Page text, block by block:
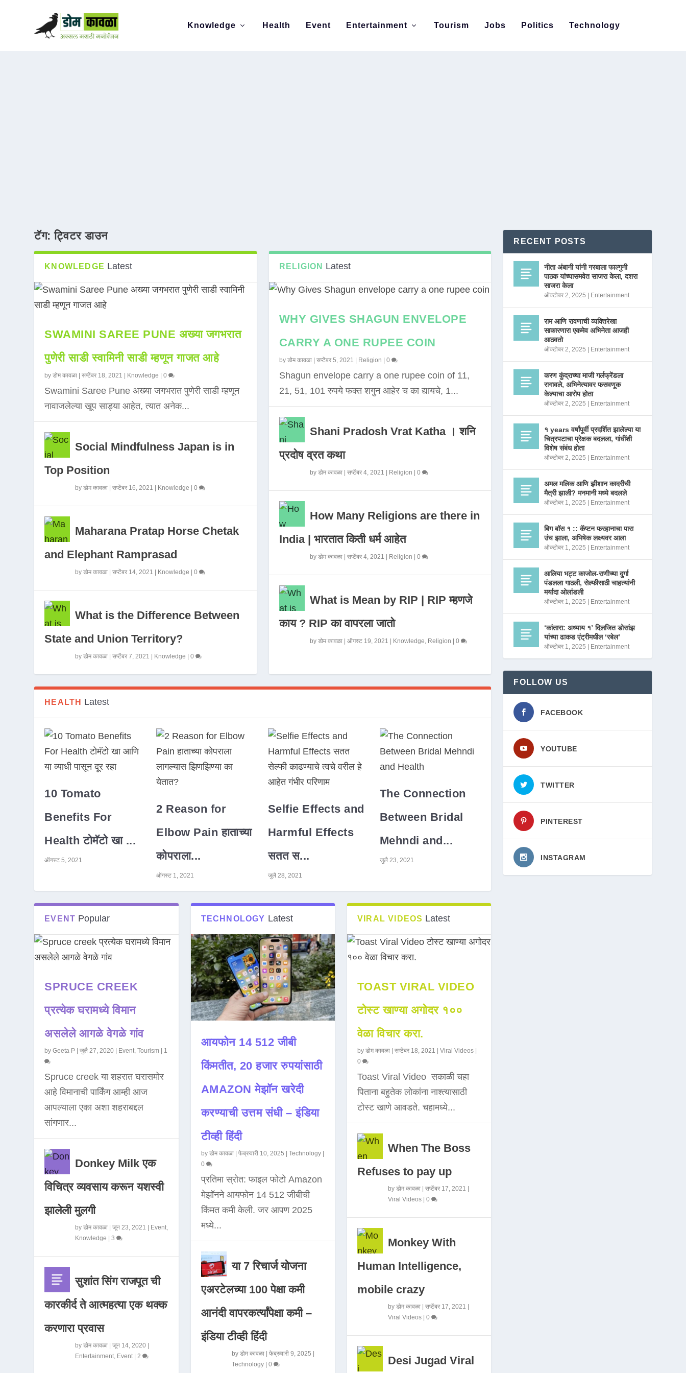
Knowledge Health Event Entertainment Tourism Jobs Politics Technology
टॅग:ट्विटर डाउन
KNOWLEDGE Latest
SWAMINI SAREE PUNE अख्या जगभरात
पुणेरी साडी स्वामिनी साडी म्हणून गाजत आहे
byडोम कावळा |सप्टेंबर 18, 2021 Knowledge |0
Swamini Saree Pune अख्या जगभरात पुणेरी साडी म्हणून
नावाजलेल्या खूप साड्या आहेत, त्यात अनेक...
Social Mindfulness Japan is in
Top Position
byडोम कावळा |सप्टेंबर 16, 2021 Knowledge |0
Maharana Pratap Horse Chetak
and Elephant Ramprasad
byडोम कावळा |सप्टेंबर 14, 2021 Knowledge |0
What is the Difference Between
State and Union Territory?
byडोम कावळा |सप्टेंबर 7, 2021 Knowledge |0
RELIGION Latest
WHY GIVES SHAGUN ENVELOPE
CARRY A ONE RUPEE COIN
by डोम कावळा| सप्टेंबर 5, 2021 Religion 0
Shagun envelope carry a one rupee coin of 11,
21, 51, 101 रुपये फक्त शगुन आहेर च का द्यायचे, 1...
Shani Pradosh Vrat Katha । शनि
प्रदोष व्रत कथा
by डोम कावळा| सप्टेंबर 4, 2021 Religion 0
How Many Religions are there in
India | भारतात किती धर्म आहेत
by डोम कावळा| सप्टेंबर 4, 2021 Religion 0
What is Mean by RIP | RIP म्हणजे
काय ? RIP का वापरला जातो
by डोम कावळा| ऑगस्ट 19, 2021 Knowledge, Religion 0
HEALTH Latest
10 Tomato
Benefits For
Health टोमॅटो खा ...
ऑगस्ट 5, 2021
2 Reason for
Elbow Pain हाताच्या
कोपराला...
ऑगस्ट 1, 2021
Selfie Effects and
Harmful Effects
सतत स...
जुलै 28, 2021
The Connection
Between Bridal
Mehndi and...
जुलै 23, 2021
EVENT Popular
SPRUCE CREEK
प्रत्येक घरामध्ये विमान
असलेले आगळे वेगळे गांव
byGeeta P |जुलै 27, 2020 | Event ,Tourism | 1
Spruce creek या शहरात घरासमोर
आहे विमानाची पार्किंग आम्ही आज
आपल्याला एका अशा शहराबद्दल
सांगणार...
Donkey Milk एक
विचित्र व्यवसाय करून यशस्वी
झालेली मुलगी
byडोम कावळा |जून 23, 2021 | Event
Knowledge |3
सुशांत सिंग राजपूत ची
कारकीर्द ते आत्महत्या एक थक्क
करणारा प्रवास
byडोम कावळा |जून 14, 2020 |
Entertainment Event | 2
TECHNOLOGY Latest
आयफोन 14 512 जीबी
किंमतीत, 20 हजार रुपयांसाठी
AMAZON मेझॉन खरेदी
करण्याची उत्तम संधी – इंडिया
टीव्ही हिंदी
by डोम कावळा| फेब्रुवारी 10, 2025 Technology|
0
प्रतिमा स्रोत: फाइल फोटो Amazon
मेझॉनने आयफोन 14 512 जीबीची
किंमत कमी केली. जर आपण 2025
मध्ये...
या 7 रिचार्ज योजना
एअरटेलच्या 100 पेक्षा कमी
आनंदी वापरकर्त्यांपेक्षा कमी –
इंडिया टीव्ही हिंदी
by डोम कावळा| फेब्रुवारी 9, 2025
Technology| 0
VIRAL VIDEOS Latest
TOAST VIRAL VIDEO
टोस्ट खाण्या अगोदर १००
वेळा विचार करा.
by डोम कावळा| सप्टेंबर 18, 2021 | Viral Videos|
0
Toast Viral Video सकाळी चहा
पिताना बहुतेक लोकांना नाश्त्यासाठी
टोस्ट खाणे आवडते. चहामध्ये...
When The Boss
Refuses to pay up
by डोम कावळा| सप्टेंबर 17, 2021 |
Viral Videos| 0
Monkey With
Human Intelligence,
mobile crazy
by डोम कावळा| सप्टेंबर 17, 2021 |
Viral Videos| 0
Desi Jugad Viral
RECENT POSTS
नीता अंबानी यांनी गरबाला फाल्गुनी
पाठक यांच्यासमवेत साजरा केला, दशरा
साजरा केला
ऑक्टोबर 2, 2025 Entertainment
राम आणि रावणाची व्यक्तिरेखा
साकारणारा एकमेव अभिनेता आजही
आठवतो
ऑक्टोबर 2, 2025 Entertainment
करण कुंद्राच्या माजी गर्लफ्रेंडला
रागावले, अभिनेत्यावर फसवणूक
केल्याचा आरोप होता
ऑक्टोबर 2, 2025 Entertainment
१ years वर्षांपूर्वी प्रदर्शित झालेल्या या
चित्रपटाचा प्रेक्षक बदलला, गांधींशी
विशेष संबंध होता
ऑक्टोबर 2, 2025 Entertainment
अमल मलिक आणि झीशान कादरीची
मैत्री झाली? मनमानी मध्ये बदलले
ऑक्टोबर 1, 2025 Entertainment
बिग बॉस १ :: कॅप्टन फरहानाचा पारा
उंच झाला, अभिषेक लक्ष्यवर आला
ऑक्टोबर 1, 2025 Entertainment
आलिया भट्ट काजोल-राणीच्या दुर्गा
पंडलला गाठली, सेल्फीसाठी चाहत्यांनी
मर्यादा ओलांडली
ऑक्टोबर 1, 2025 Entertainment
‘कांतारा: अध्याय १’ दिलजित डोसांझ
यांच्या ढाकड एंट्रीमधील ‘रबेल’
ऑक्टोबर 1, 2025 Entertainment
FOLLOW US
FACEBOOK
YOUTUBE
TWITTER
PINTEREST
INSTAGRAM